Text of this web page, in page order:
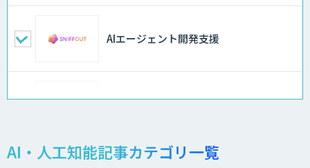
AIエージェント開発支援
AI-BPO
AI・人工知能記事カテゴリ一覧